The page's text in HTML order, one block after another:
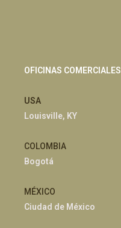
OFICINAS COMERCIALES
USA
Louisville, KY
COLOMBIA
Bogotá
MÉXICO
Ciudad de México